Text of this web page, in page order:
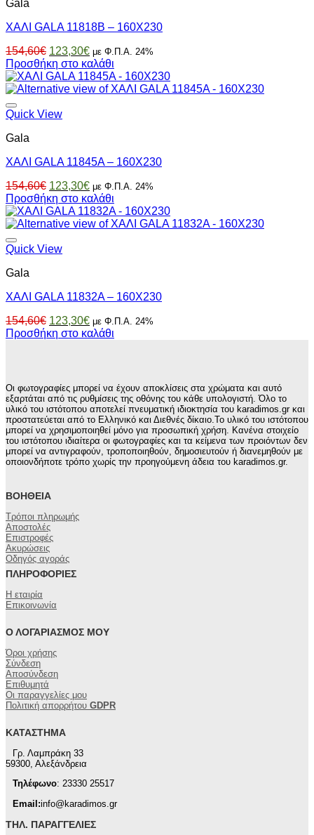
Gala
ΧΑΛΙ GALA 11818B – 160X230
154,60€ Original
price
was:
154,60€.
123,30€Η
τρέχουσα
τιμή
είναι:
με Φ.Π.Α. 24%
Προσθήκη στο καλάθι
Quick View
Gala
ΧΑΛΙ GALA 11845A – 160X230
154,60€ Original
price
was:
154,60€.
123,30€Η
τρέχουσα
τιμή
είναι:
με Φ.Π.Α. 24%
Προσθήκη στο καλάθι
Quick View
Gala
ΧΑΛΙ GALA 11832A – 160X230
154,60€ Original
price
123,30€Η
τρέχουσα
με Φ.Π.Α. 24%
Προσθήκη στο καλάθι
Οι φωτογραφίες μπορεί να έχουν αποκλίσεις στα χρώματα και αυτό
εξαρτάται από τις ρυθμίσεις της οθόνης του κάθε υπολογιστή. Όλο το
υλικό του ιστότοπου αποτελεί πνευματική ιδιοκτησία του karadimos.gr και
προστατεύεται από το Ελληνικό και Διεθνές δίκαιο.Το υλικό του ιστότοπου
μπορεί να χρησιμοποιηθεί μόνο για προσωπική χρήση. Κανένα στοιχείο
του ιστότοπου ιδιαίτερα οι φωτογραφίες και τα κείμενα των προιόντων δεν
μπορεί να αντιγραφούν, τροποποιηθούν, δημοσιευτούν ή διανεμηθούν με
οποιονδήποτε τρόπο χωρίς την προηγούμενη άδεια του karadimos.gr.
ΒΟΉΘΕΙΑ
Τρόποι πληρωμής
Αποστολές
Επιστροφές
Ακυρώσεις
Οδηγός αγοράς
ΠΛΗΡΟΦΟΡΊΕΣ
Η εταιρία
Επικοινωνία
Ο ΛΟΓΑΡΙΑΣΜΌΣ ΜΟΥ
Όροι χρήσης
Σύνδεση
Αποσύνδεση
Επιθυμητά
Οι παραγγελίες μου
Πολιτική απορρήτου GDPR
ΚΑΤΆΣΤΗΜΑ
Γρ. Λαμπράκη 33
59300, Αλεξάνδρεια
Τηλέφωνο: 23330 25517
Email:info@karadimos.gr
ΤΗΛ. ΠΑΡΑΓΓΕΛΊΕΣ